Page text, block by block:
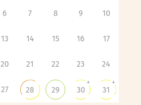
6 7 8 9 10
13 14 15 16 17
20 21 22 23 24
27 28 29 30
+
31
+